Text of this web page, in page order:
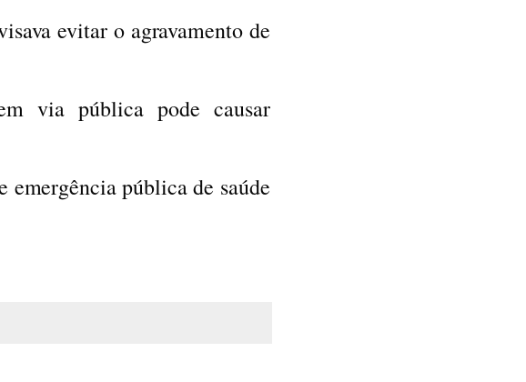
evitar o agravamento de
via pública pode causar
emergência pública de saúde